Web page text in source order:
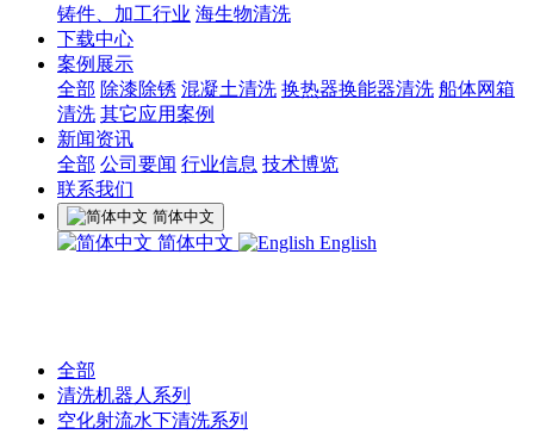
铸件、加工行业 海生物清洗
下载中心
案例展示
全部 除漆除锈 混凝土清洗 换热器换能器清洗 船体网箱
清洗 其它应用案例
新闻资讯
全部 公司要闻 行业信息 技术博览
联系我们
简体中文
简体中文 English
全部
清洗机器人系列
空化射流水下清洗系列